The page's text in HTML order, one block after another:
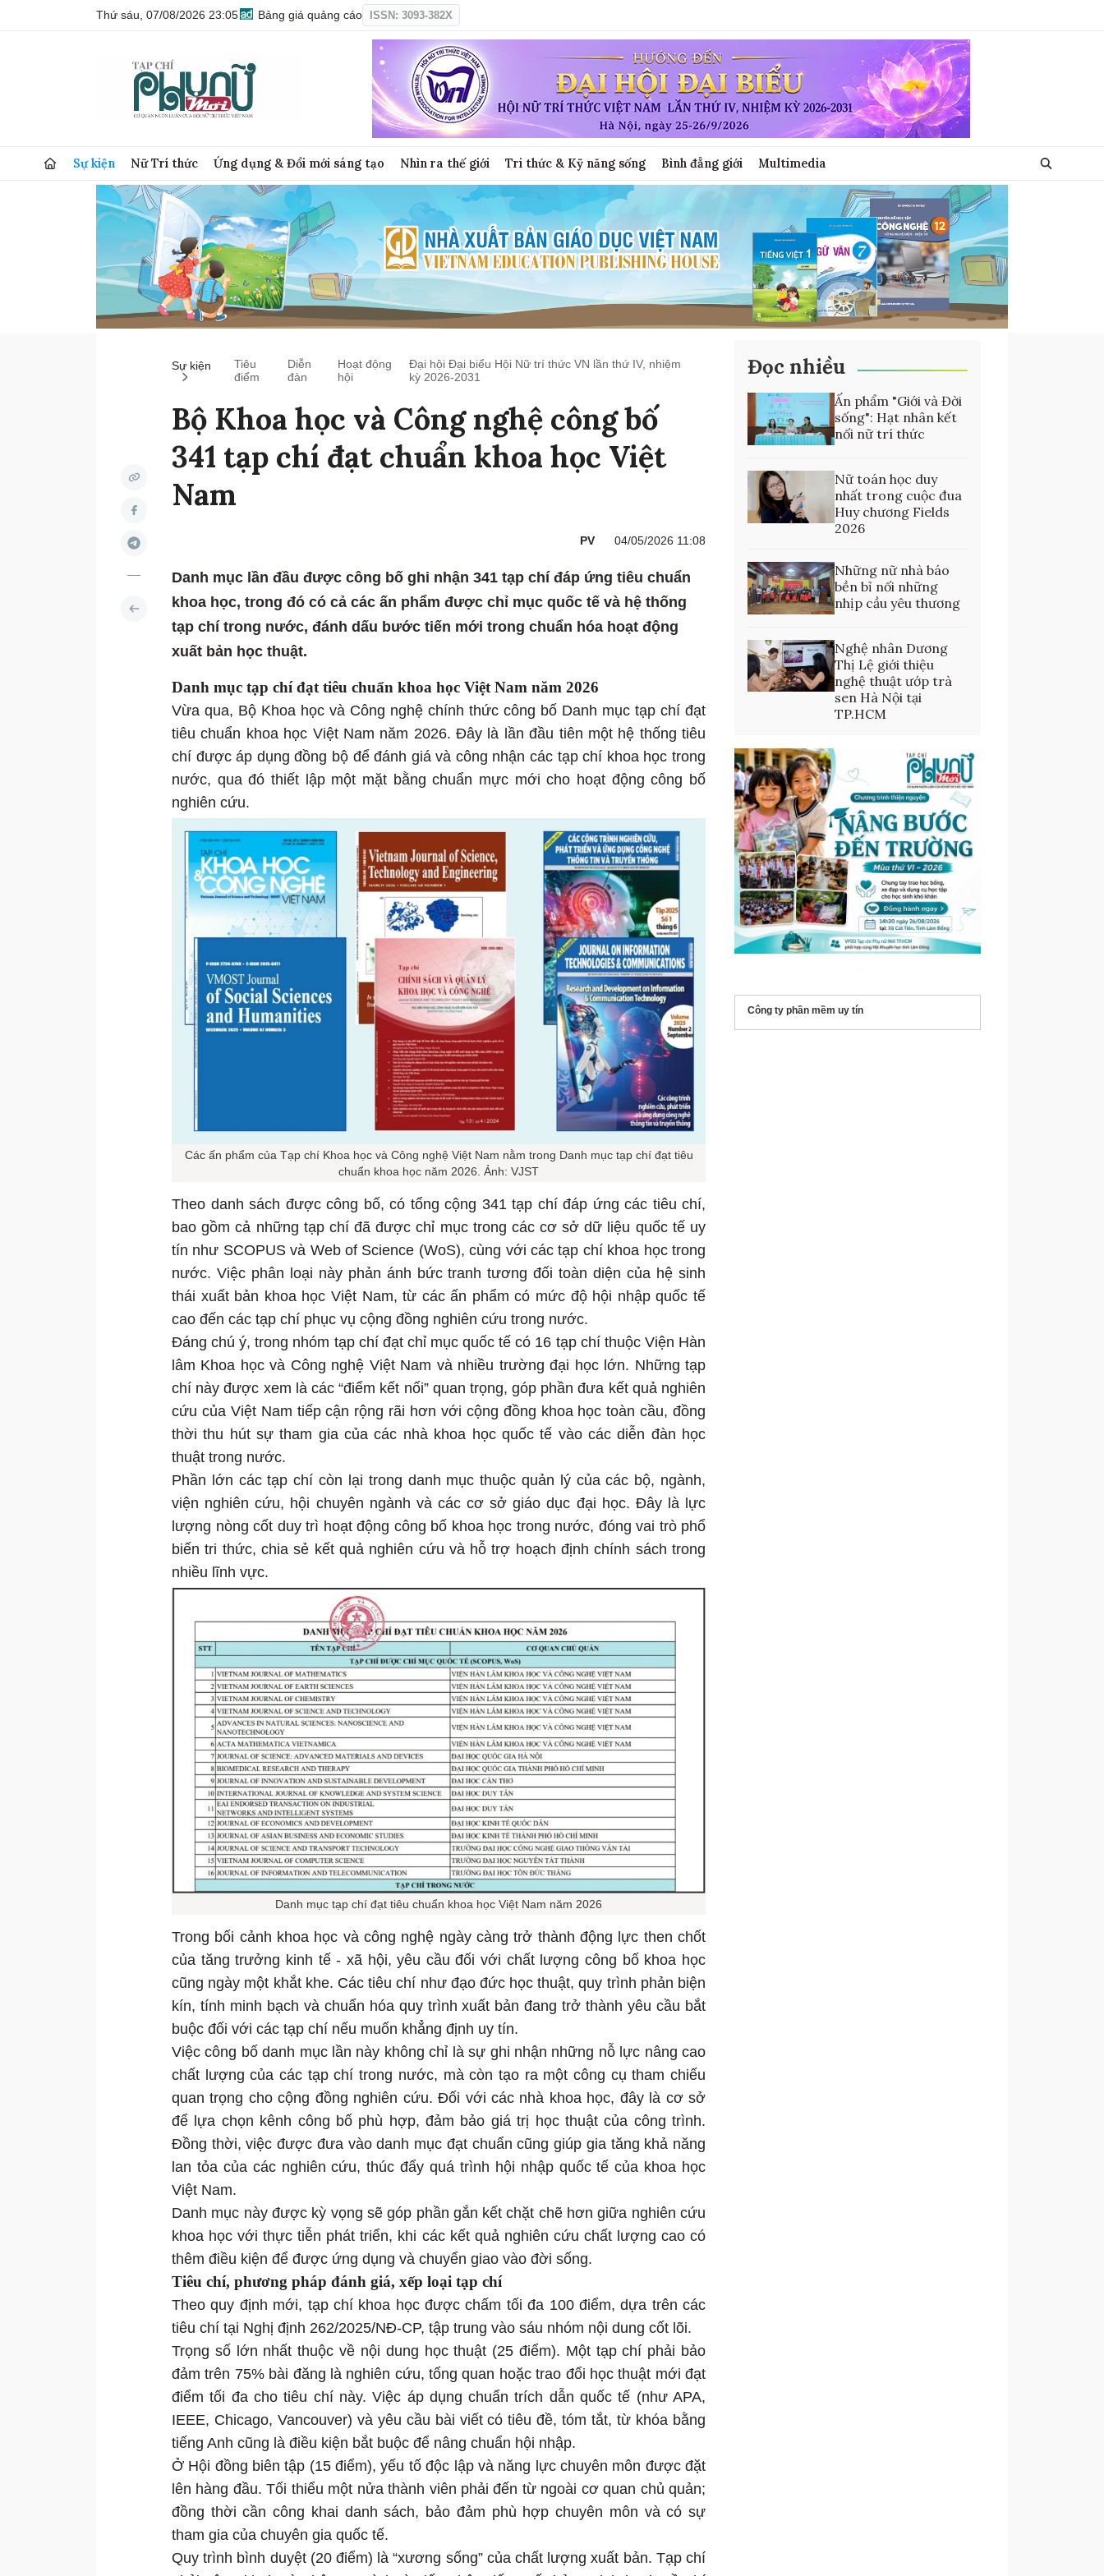
Thứ sáu, 07/08/2026 23:05 Bảng giá quảng cáo ISSN: 3093-382X
Sự kiện Nữ Trí thức Ứng dụng & Đổi mới sáng tạo Nhìn ra thế giới Tri thức & Kỹ năng sống Bình đẳng giới Multimedia
Sự kiện
Tiêu
điểm
Diễn
đàn
Hoạt động
hội
Đại hội Đại biểu Hội Nữ trí thức VN lần thứ IV, nhiệm
kỳ 2026-2031
Bộ Khoa học và Công nghệ công bố
341 tạp chí đạt chuẩn khoa học Việt
Nam
PV 04/05/2026 11:08
Danh mục lần đầu được công bố ghi nhận 341 tạp chí đáp ứng tiêu chuẩn
khoa học, trong đó có cả các ấn phẩm được chỉ mục quốc tế và hệ thống
tạp chí trong nước, đánh dấu bước tiến mới trong chuẩn hóa hoạt động
xuất bản học thuật.
Danh mục tạp chí đạt tiêu chuẩn khoa học Việt Nam năm 2026
Vừa qua, Bộ Khoa học và Công nghệ chính thức công bố Danh mục tạp chí đạt
tiêu chuẩn khoa học Việt Nam năm 2026. Đây là lần đầu tiên một hệ thống tiêu
chí được áp dụng đồng bộ để đánh giá và công nhận các tạp chí khoa học trong
nước, qua đó thiết lập một mặt bằng chuẩn mực mới cho hoạt động công bố
nghiên cứu.
Các ấn phẩm của Tạp chí Khoa học và Công nghệ Việt Nam nằm trong Danh mục tạp chí đạt tiêu
chuẩn khoa học năm 2026. Ảnh: VJST
Theo danh sách được công bố, có tổng cộng 341 tạp chí đáp ứng các tiêu chí,
bao gồm cả những tạp chí đã được chỉ mục trong các cơ sở dữ liệu quốc tế uy
tín như SCOPUS và Web of Science (WoS), cùng với các tạp chí khoa học trong
nước. Việc phân loại này phản ánh bức tranh tương đối toàn diện của hệ sinh
thái xuất bản khoa học Việt Nam, từ các ấn phẩm có mức độ hội nhập quốc tế
cao đến các tạp chí phục vụ cộng đồng nghiên cứu trong nước.
Đáng chú ý, trong nhóm tạp chí đạt chỉ mục quốc tế có 16 tạp chí thuộc Viện Hàn
lâm Khoa học và Công nghệ Việt Nam và nhiều trường đại học lớn. Những tạp
chí này được xem là các “điểm kết nối” quan trọng, góp phần đưa kết quả nghiên
cứu của Việt Nam tiếp cận rộng rãi hơn với cộng đồng khoa học toàn cầu, đồng
thời thu hút sự tham gia của các nhà khoa học quốc tế vào các diễn đàn học
thuật trong nước.
Phần lớn các tạp chí còn lại trong danh mục thuộc quản lý của các bộ, ngành,
viện nghiên cứu, hội chuyên ngành và các cơ sở giáo dục đại học. Đây là lực
lượng nòng cốt duy trì hoạt động công bố khoa học trong nước, đóng vai trò phổ
biến tri thức, chia sẻ kết quả nghiên cứu và hỗ trợ hoạch định chính sách trong
nhiều lĩnh vực.
Danh mục tạp chí đạt tiêu chuẩn khoa học Việt Nam năm 2026
Trong bối cảnh khoa học và công nghệ ngày càng trở thành động lực then chốt
của tăng trưởng kinh tế - xã hội, yêu cầu đối với chất lượng công bố khoa học
cũng ngày một khắt khe. Các tiêu chí như đạo đức học thuật, quy trình phản biện
kín, tính minh bạch và chuẩn hóa quy trình xuất bản đang trở thành yêu cầu bắt
buộc đối với các tạp chí nếu muốn khẳng định uy tín.
Việc công bố danh mục lần này không chỉ là sự ghi nhận những nỗ lực nâng cao
chất lượng của các tạp chí trong nước, mà còn tạo ra một công cụ tham chiếu
quan trọng cho cộng đồng nghiên cứu. Đối với các nhà khoa học, đây là cơ sở
để lựa chọn kênh công bố phù hợp, đảm bảo giá trị học thuật của công trình.
Đồng thời, việc được đưa vào danh mục đạt chuẩn cũng giúp gia tăng khả năng
lan tỏa của các nghiên cứu, thúc đẩy quá trình hội nhập quốc tế của khoa học
Việt Nam.
Danh mục này được kỳ vọng sẽ góp phần gắn kết chặt chẽ hơn giữa nghiên cứu
khoa học với thực tiễn phát triển, khi các kết quả nghiên cứu chất lượng cao có
thêm điều kiện để được ứng dụng và chuyển giao vào đời sống.
Tiêu chí, phương pháp đánh giá, xếp loại tạp chí
Theo quy định mới, tạp chí khoa học được chấm tối đa 100 điểm, dựa trên các
tiêu chí tại Nghị định 262/2025/NĐ-CP, tập trung vào sáu nhóm nội dung cốt lõi.
Trọng số lớn nhất thuộc về nội dung học thuật (25 điểm). Một tạp chí phải bảo
đảm trên 75% bài đăng là nghiên cứu, tổng quan hoặc trao đổi học thuật mới đạt
điểm tối đa cho tiêu chí này. Việc áp dụng chuẩn trích dẫn quốc tế (như APA,
IEEE, Chicago, Vancouver) và yêu cầu bài viết có tiêu đề, tóm tắt, từ khóa bằng
tiếng Anh cũng là điều kiện bắt buộc để nâng chuẩn hội nhập.
Ở Hội đồng biên tập (15 điểm), yếu tố độc lập và năng lực chuyên môn được đặt
lên hàng đầu. Tối thiểu một nửa thành viên phải đến từ ngoài cơ quan chủ quản;
đồng thời cần công khai danh sách, bảo đảm phù hợp chuyên môn và có sự
tham gia của chuyên gia quốc tế.
Quy trình bình duyệt (20 điểm) là “xương sống” của chất lượng xuất bản. Tạp chí
Đọc nhiều
Ấn phẩm "Giới và Đời
sống": Hạt nhân kết
nối nữ trí thức
Nữ toán học duy
nhất trong cuộc đua
Huy chương Fields
2026
Những nữ nhà báo
bền bỉ nối những
nhịp cầu yêu thương
Nghệ nhân Dương
Thị Lệ giới thiệu
nghệ thuật ướp trà
sen Hà Nội tại
TP.HCM
Công ty phần mềm uy tín